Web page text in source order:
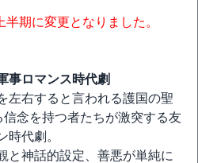
期に変更となりました。
事ロマンス時代劇
左右すると言われる護国の聖
信念を持つ者たちが激突する友
時代劇。
と神話的設定、善悪が単純に